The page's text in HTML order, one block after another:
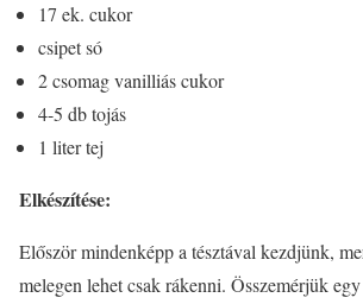
17 ek. cukor
csipet só
2 csomag vanilliás cukor
4-5 db tojás
1 liter tej
Elkészítése:
Először mindenképp a tésztával kezdjünk,
melegen lehet csak rákenni. Összemérjük